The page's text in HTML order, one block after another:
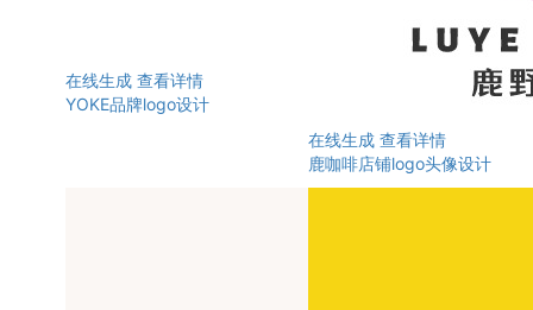
在线生成 查看详情
YOKE品牌logo设计
在线生成 查看详情
鹿咖啡店铺logo头像设计